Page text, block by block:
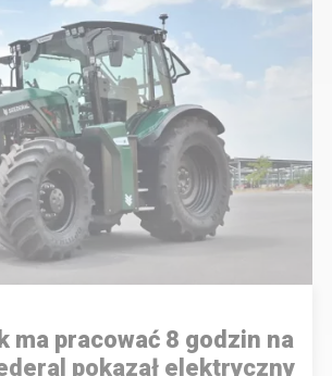
ma pracować 8 godzin na
pokazał elektryczny